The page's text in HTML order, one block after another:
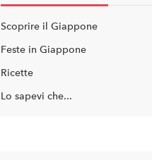
Scoprire il Giappone
Feste in Giappone
Ricette
Lo sapevi che...